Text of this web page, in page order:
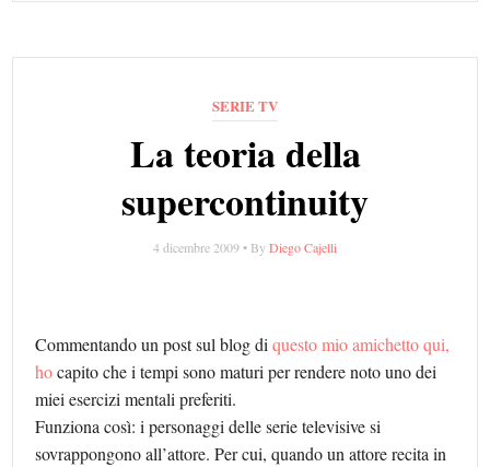
SERIE TV
La teoria della
supercontinuity
4 dicembre 2009 • By Diego Cajelli
Commentando un post sul blog diquesto mio amichetto qui,
hocapito che i tempi sono maturi per rendere noto uno dei
miei esercizi mentali preferiti.
Funziona così: i personaggi delle serie televisive si
sovrappongono all’attore. Per cui, quando un attore recita in